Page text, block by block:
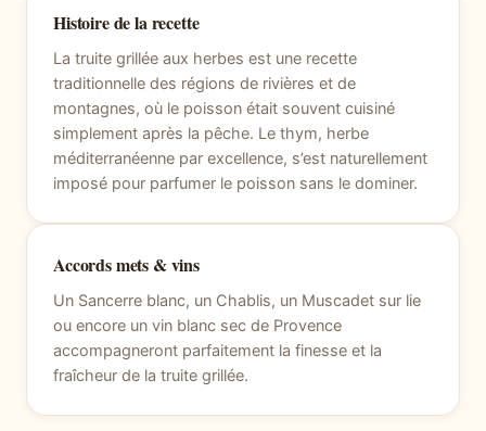
Histoire de la recette
La truite grillée aux herbes est une recette
traditionnelle des régions de rivières et de
montagnes, où le poisson était souvent cuisiné
simplement après la pêche. Le thym, herbe
méditerranéenne par excellence, s’est naturellement
imposé pour parfumer le poisson sans le dominer.
Accords mets & vins
Un Sancerre blanc, un Chablis, un Muscadet sur lie
ou encore un vin blanc sec de Provence
accompagneront parfaitement la finesse et la
fraîcheur de la truite grillée.